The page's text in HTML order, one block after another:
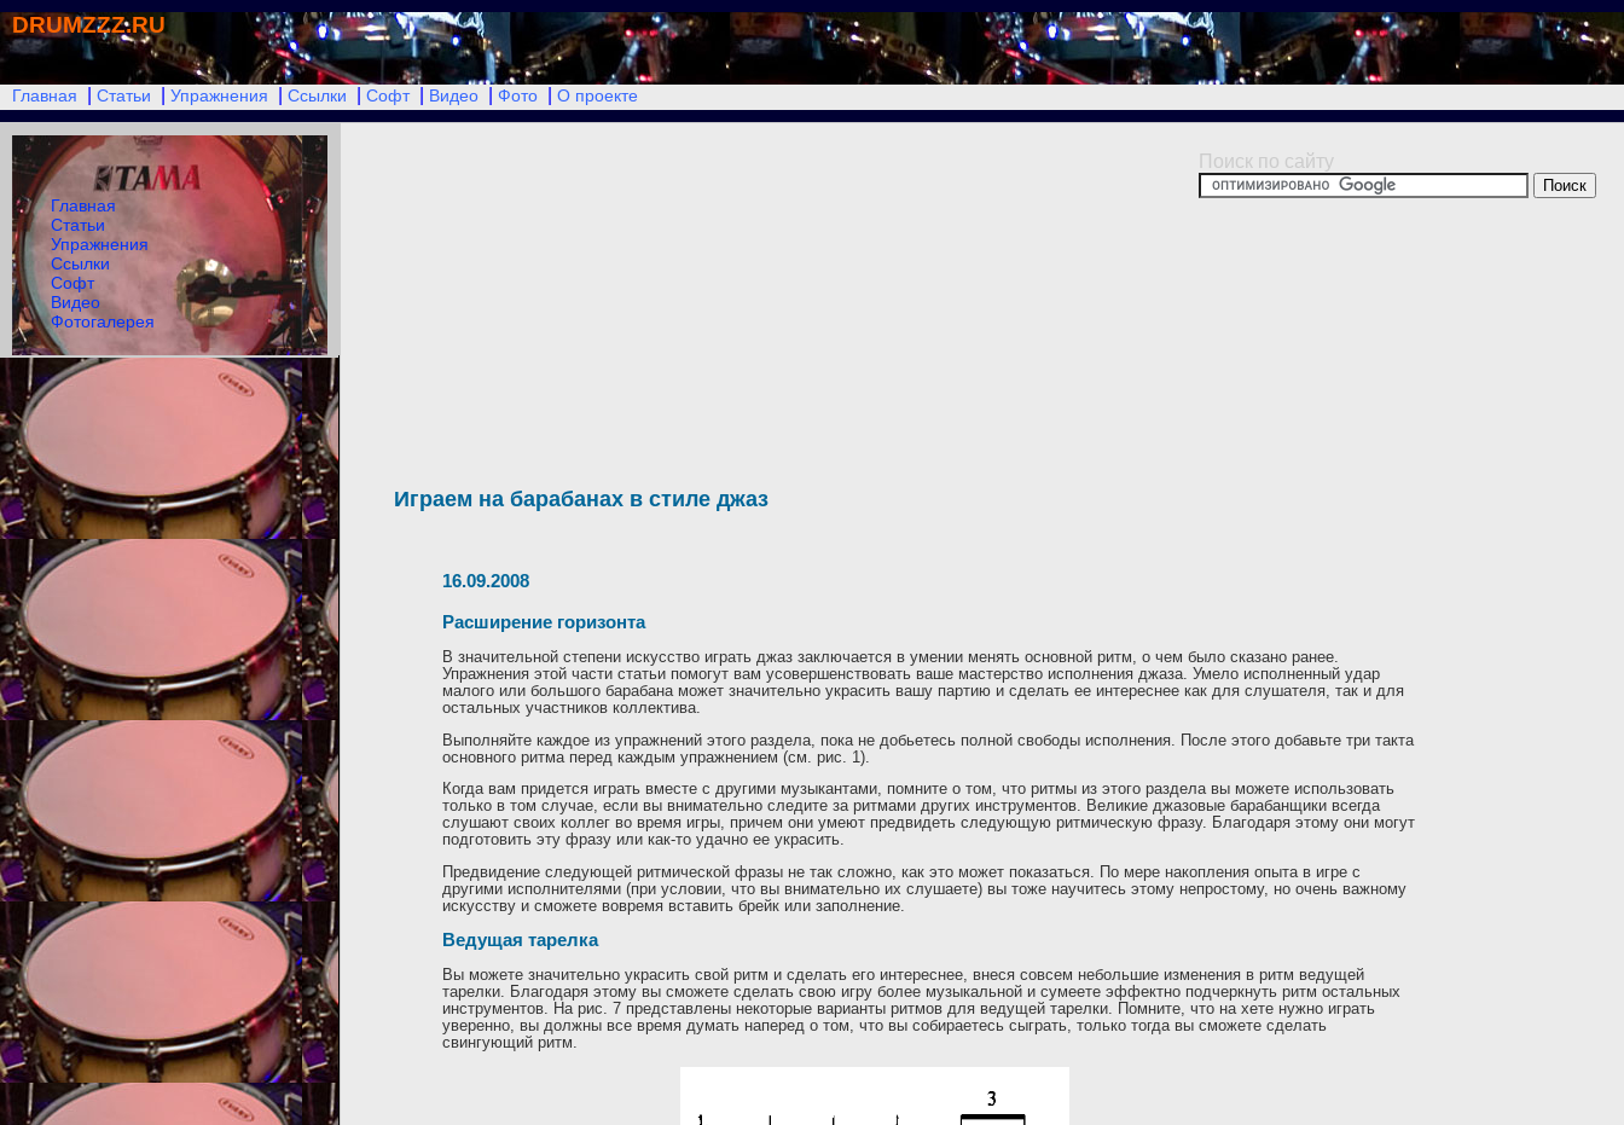
DRUMZZZ.RU
Главная Статьи Упражнения Ссылки Софт Видео Фото О проекте
Поиск по сайту
Играем на барабанах в стиле джаз
16.09.2008
Расширение горизонта
В значительной степени искусство играть джаз заключается в умении менять основной ритм, о чем было сказано ранее.
Упражнения этой части статьи помогут вам усовершенствовать ваше мастерство исполнения джаза. Умело исполненный удар
малого или большого барабана может значительно украсить вашу партию и сделать ее интереснее как для слушателя, так и для
остальных участников коллектива.
Выполняйте каждое из упражнений этого раздела, пока не добьетесь полной свободы исполнения. После этого добавьте три такта
основного ритма перед каждым упражнением (см. рис. 1).
Когда вам придется играть вместе с другими музыкантами, помните о том, что ритмы из этого раздела вы можете использовать
только в том случае, если вы внимательно следите за ритмами других инструментов. Великие джазовые барабанщики всегда
слушают своих коллег во время игры, причем они умеют предвидеть следующую ритмическую фразу. Благодаря этому они могут
подготовить эту фразу или как-то удачно ее украсить.
Предвидение следующей ритмической фразы не так сложно, как это может показаться. По мере накопления опыта в игре с
другими исполнителями (при условии, что вы внимательно их слушаете) вы тоже научитесь этому непростому, но очень важному
искусству и сможете вовремя вставить брейк или заполнение.
Ведущая тарелка
Вы можете значительно украсить свой ритм и сделать его интереснее, внеся совсем небольшие изменения в ритм ведущей
тарелки. Благодаря этому вы сможете сделать свою игру более музыкальной и сумеете эффектно подчеркнуть ритм остальных
инструментов. На рис. 7 представлены некоторые варианты ритмов для ведущей тарелки. Помните, что на хете нужно играть
уверенно, вы должны все время думать наперед о том, что вы собираетесь сыграть, только тогда вы сможете сделать
свингующий ритм.
Главная
Статьи
Упражнения
Ссылки
Софт
Видео
Фотогалерея